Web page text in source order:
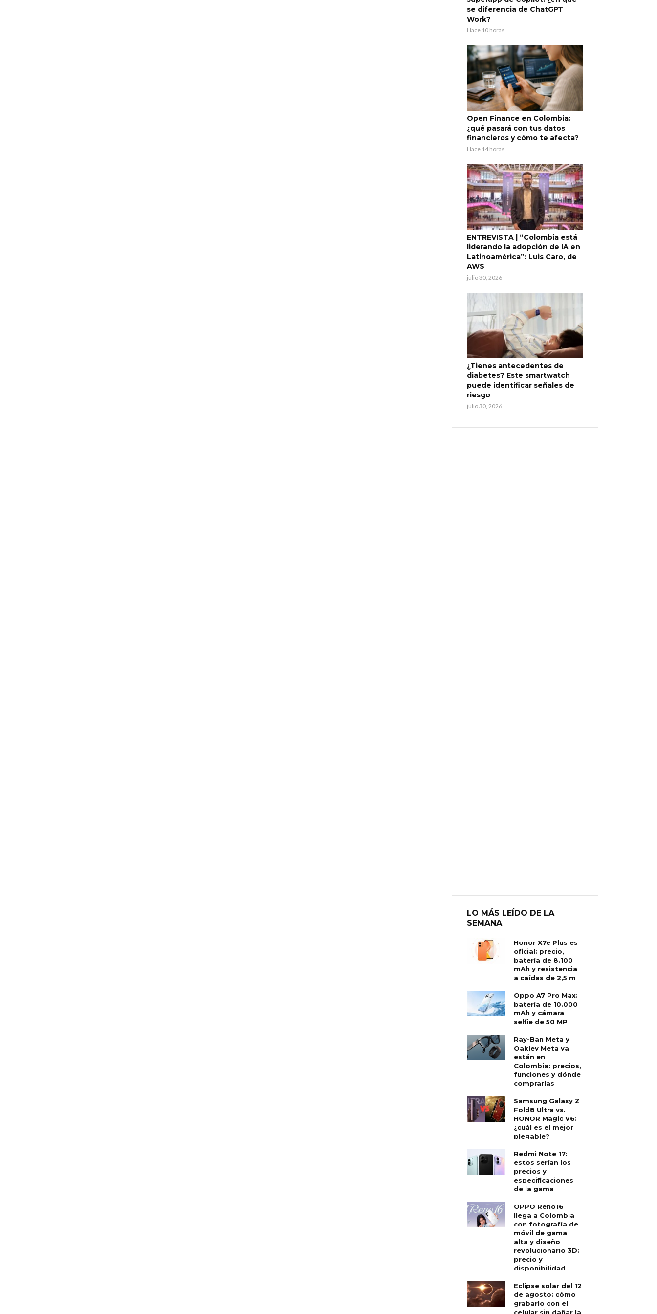
se diferencia de ChatGPT
Work?
Hace 10 horas
Open Finance en Colombia:
¿qué pasará con tus datos
financieros y cómo te afecta?
Hace 14 horas
ENTREVISTA | “Colombia está
liderando la adopción de IA en
Latinoamérica”: Luis Caro, de
AWS
julio 30, 2026
¿Tienes antecedentes de
diabetes? Este smartwatch
puede identificar señales de
riesgo
julio 30, 2026
LO MÁS LEÍDO DE LA
SEMANA
Honor X7e Plus es
oficial: precio,
batería de 8.100
mAh y resistencia
a caídas de 2,5 m
Oppo A7 Pro Max:
batería de 10.000
mAh y cámara
selfie de 50 MP
Ray-Ban Meta y
Oakley Meta ya
están en
Colombia: precios,
funciones y dónde
comprarlas
Samsung Galaxy Z
Fold8 Ultra vs.
HONOR Magic V6:
¿cuál es el mejor
plegable?
Redmi Note 17:
estos serían los
precios y
especificaciones
de la gama
OPPO Reno16
llega a Colombia
con fotografía de
móvil de gama
alta y diseño
revolucionario 3D:
precio y
disponibilidad
Eclipse solar del 12
de agosto: cómo
grabarlo con el
celular sin dañar la